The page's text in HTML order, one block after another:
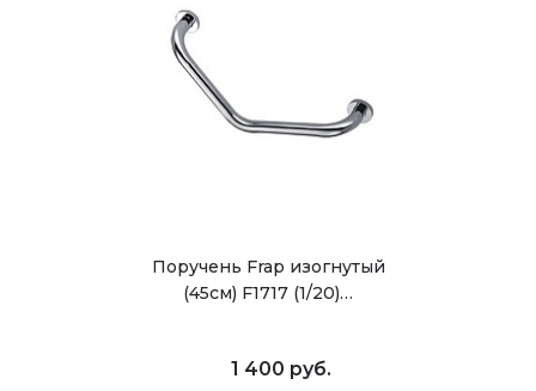
Поручень Frap изогнутый
(45см) F1717 (1/20)…
1 400 руб.